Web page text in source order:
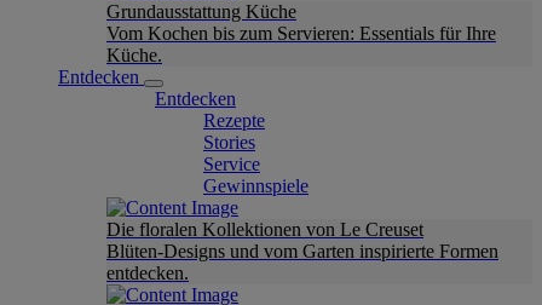
Grundausstattung Küche
Vom Kochen bis zum Servieren: Essentials für Ihre
Küche.
Entdecken
Entdecken
Rezepte
Stories
Service
Gewinnspiele
Die floralen Kollektionen von Le Creuset
Blüten-Designs und vom Garten inspirierte Formen
entdecken.